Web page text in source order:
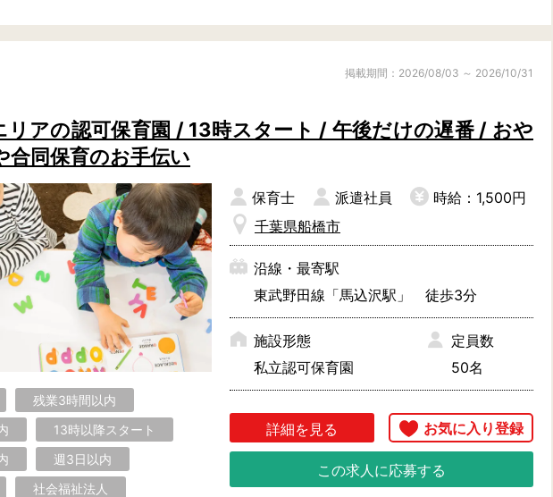
掲載期間：2026/08/03 ～ 2026/10/31
リアの認可保育園 / 13時スタート / 午後だけの遅番 / おや
合同保育のお手伝い
残業3時間以内
13時以降スタート
週3日以内
社会福祉法人
保育士 派遣社員
時給：1,500円
千葉県船橋市
沿線・最寄駅
東武野田線「馬込沢駅」 徒歩3分
施設形態
私立認可保育園
定員数
50名
詳細を見る
この求人に応募する